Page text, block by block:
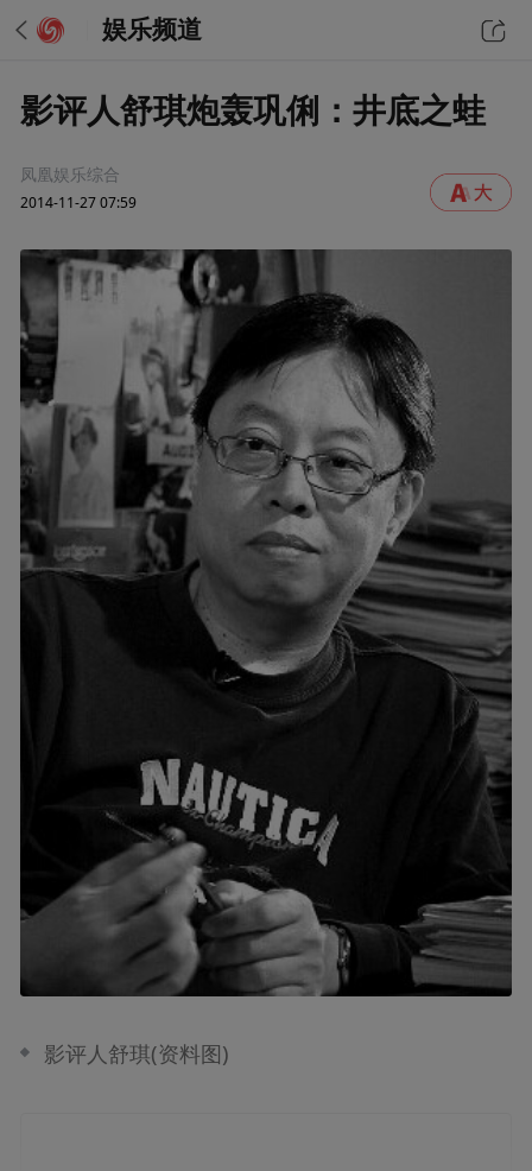
娱乐频道
影评人舒琪炮轰巩俐：井底之蛙
凤凰娱乐综合
2014-11-27 07:59
影评人舒琪(资料图)